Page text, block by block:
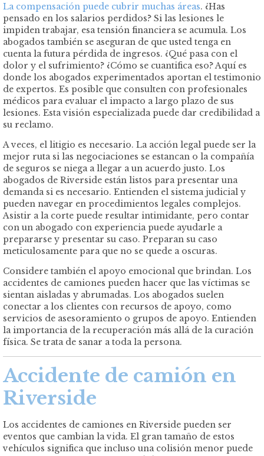
La compensación puede cubrir muchas áreas. ¿Has
pensado en los salarios perdidos? Si las lesiones le
impiden trabajar, esa tensión financiera se acumula. Los
abogados también se aseguran de que usted tenga en
cuenta la futura pérdida de ingresos. ¿Qué pasa con el
dolor y el sufrimiento? ¿Cómo se cuantifica eso? Aquí es
donde los abogados experimentados aportan el testimonio
de expertos. Es posible que consulten con profesionales
médicos para evaluar el impacto a largo plazo de sus
lesiones. Esta visión especializada puede dar credibilidad a
su reclamo.
A veces, el litigio es necesario. La acción legal puede ser la
mejor ruta si las negociaciones se estancan o la compañía
de seguros se niega a llegar a un acuerdo justo. Los
abogados de Riverside están listos para presentar una
demanda si es necesario. Entienden el sistema judicial y
pueden navegar en procedimientos legales complejos.
Asistir a la corte puede resultar intimidante, pero contar
con un abogado con experiencia puede ayudarle a
prepararse y presentar su caso. Preparan su caso
meticulosamente para que no se quede a oscuras.
Considere también el apoyo emocional que brindan. Los
accidentes de camiones pueden hacer que las víctimas se
sientan aisladas y abrumadas. Los abogados suelen
conectar a los clientes con recursos de apoyo, como
servicios de asesoramiento o grupos de apoyo. Entienden
la importancia de la recuperación más allá de la curación
física. Se trata de sanar a toda la persona.
Accidente de camión en
Riverside
Los accidentes de camiones en Riverside pueden ser
eventos que cambian la vida. El gran tamaño de estos
vehículos significa que incluso una colisión menor puede